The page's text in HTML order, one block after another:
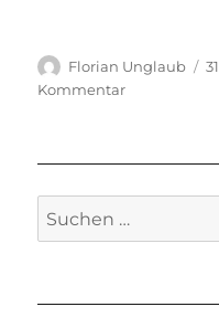
Autor
Florian Unglaub
Kommentarzu
Suchen
nach: